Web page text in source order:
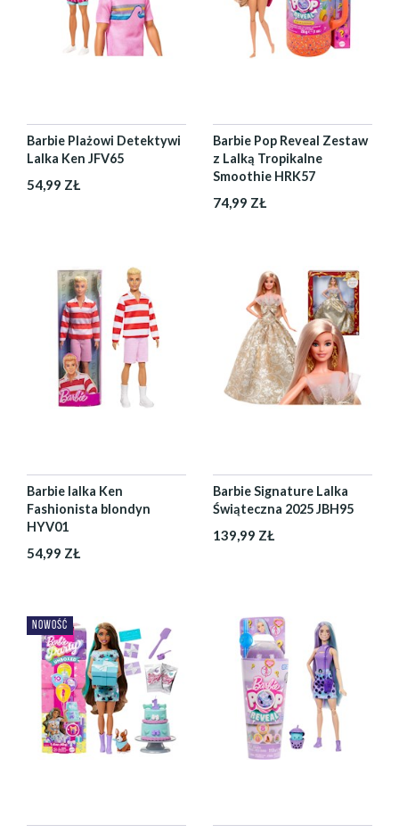
Barbie Plażowi Detektywi
Lalka Ken JFV65
54,99 ZŁ
Barbie Pop Reveal Zestaw
z Lalką Tropikalne
Smoothie HRK57
74,99 ZŁ
Barbie lalka Ken
Fashionista blondyn
HYV01
54,99 ZŁ
Barbie Signature Lalka
Świąteczna 2025 JBH95
139,99 ZŁ
NOWOŚĆ